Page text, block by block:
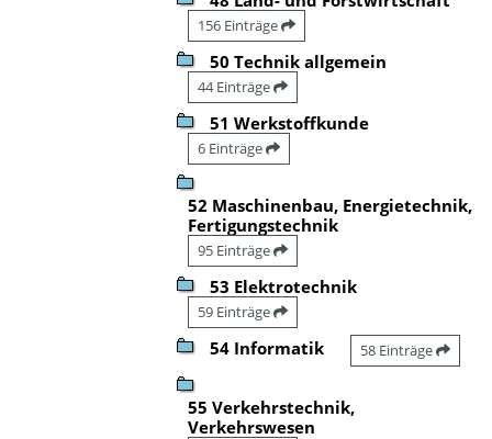
156 Einträge
50 Technik allgemein
44 Einträge
51 Werkstoffkunde
6 Einträge
52 Maschinenbau, Energietechnik,
Fertigungstechnik
95 Einträge
53 Elektrotechnik
59 Einträge
54 Informatik 58 Einträge
55 Verkehrstechnik,
Verkehrswesen